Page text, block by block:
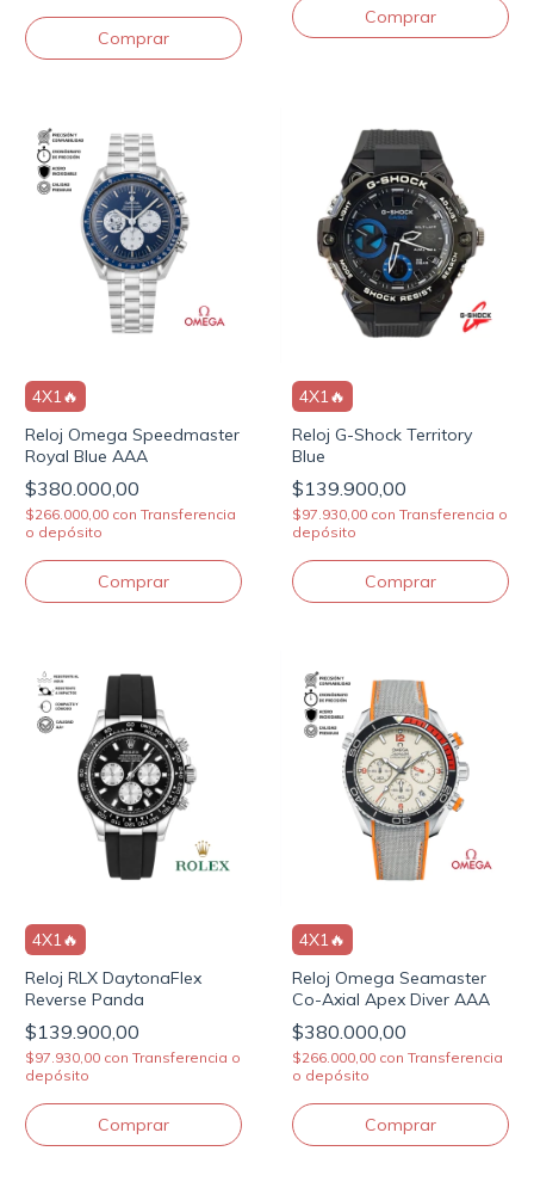
4X1🔥
Reloj Omega Speedmaster
Royal Blue AAA
$380.000,00
$266.000,00 con Transferencia
o depósito
4X1🔥
Reloj G-Shock Territory
Blue
$139.900,00
$97.930,00 con Transferencia o
depósito
4X1🔥
Reloj RLX DaytonaFlex
Reverse Panda
$139.900,00
$97.930,00 con Transferencia o
depósito
4X1🔥
Reloj Omega Seamaster
Co-Axial Apex Diver AAA
$380.000,00
$266.000,00 con Transferencia
o depósito